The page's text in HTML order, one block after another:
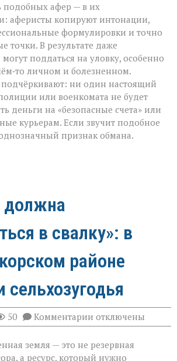
подобных афер — в их
аферисты копируют интонации,
формулировки и точно
точки. В результате даже
поддаться на уловку, особенно
личном и болезненном.
ни один настоящий
или военкомата не будет
деньги на «безопасные счета» или
курьерам. Если звучит подобное
признак обмана.
должна
в свалку»: в
районе
сельхозугодья
50 Комментарии к
записи
не
должна
отключены
земля — это не резервная
а ресурс, который нужно